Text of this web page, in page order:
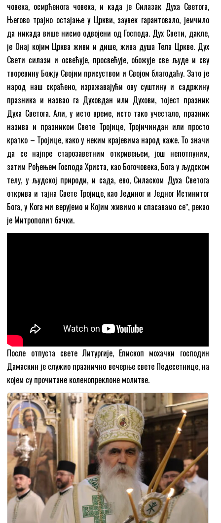
човека, осмрћенога човека, и када је Силазак Духа Светога,
Његово трајно остајање у Цркви, заувек гарантовало, јемчило
да никада више нисмо одвојени од Господа. Дух Свети, дакле,
је Онај којим Црква живи и дише, жива душа Тела Цркве. Дух
Свети силази и освећује, просвећује, обожује све људе и сву
творевину Божју Својим присуством и Својом благодаћу. Зато је
народ наш скраћено, изражавајући ову суштину и садржину
празника и назвао га Духовдан или Духови, тојест празник
Духа Светога. Али, у исто време, исто тако учестало, празник
назива и празником Свете Тројице, Тројичиндан или просто
кратко – Тројице, како у неким крајевима народ каже. То значи
да се најпре старозаветним откривењем, још непотпуним,
затим Рођењем Господа Христа, као Богочовека, Бога у људском
телу, у људској природи, и сада, ево, Силаском Духа Светога
открива и тајна Свете Тројице, као Јединог и Једног Истинитог
Бога, у Кога ми верујемо и Којим живимо и спасавамо сеˮ, рекао
је Митрополит бачки.
После отпуста свете Литургије, Епископ мохачки господин
Дамаскин је служио празнично вечерње свете Педесетнице, на
којем су прочитане коленопреклоне молитве.